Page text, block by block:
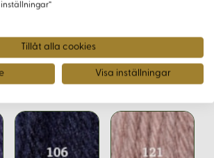
Tillåt alla cookies
Visa inställningar